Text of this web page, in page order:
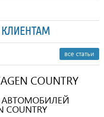
все статьи
COUNTRY
COUNTRY